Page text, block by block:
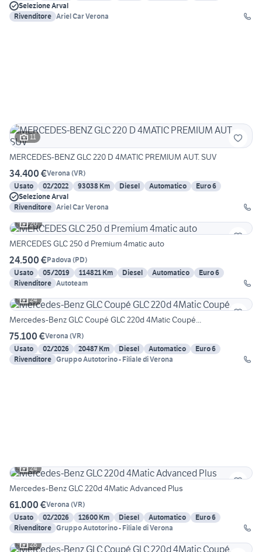
Selezione Arval
Rivenditore Ariel Car Verona
11
MERCEDES-BENZ GLC 220 D 4MATIC PREMIUM AUT. SUV
34.400 €Verona (VR)
Usato
02/2022 93038 Km Diesel Automatico
Euro 6
Selezione Arval
Rivenditore Ariel Car Verona
20
MERCEDES GLC 250 d Premium 4matic auto
24.500 €Padova (PD)
Usato
05/2019 114821 Km Diesel Automatico
Euro 6
Rivenditore Autoteam
24
Mercedes-Benz GLC Coupé GLC 220d 4Matic Coupé...
75.100 €Verona (VR)
Usato
02/2026 20487 Km Diesel Automatico
Euro 6
Rivenditore Gruppo Autotorino - Filiale di Verona
24
Mercedes-Benz GLC 220d 4Matic Advanced Plus
61.000 €Verona (VR)
Usato
02/2026 12600 Km Diesel Automatico
Euro 6
Rivenditore Gruppo Autotorino - Filiale di Verona
28